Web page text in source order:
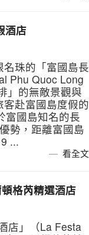
酒店
珠的「富國島長
Phu Quoc Long
」的無敵景觀與
赴富國島度假的
富國島知名的長
勢，距離富國島
...
看全文
格芮精選酒店
店」（La Festa